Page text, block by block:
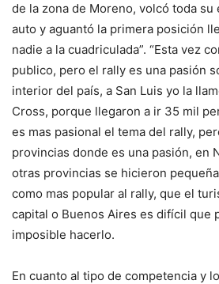
de la zona de Moreno, volcó toda
auto y aguantó la primera posición
nadie a la cuadriculada”. “Esta vez
publico, pero el rally es una pasión
interior del país, a San Luis yo la
Cross, porque llegaron a ir 35 mil
es mas pasional el tema del rally,
provincias donde es una pasión, en
otras provincias se hicieron
como mas popular al rally, que el
capital o Buenos Aires es difícil que
imposible hacerlo.
En cuanto al tipo de competencia y